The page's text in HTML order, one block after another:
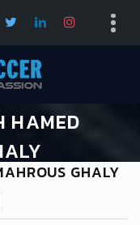
HAMED
MAHROUS GHALY
GHALY